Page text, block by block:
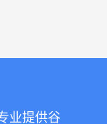
业提供谷